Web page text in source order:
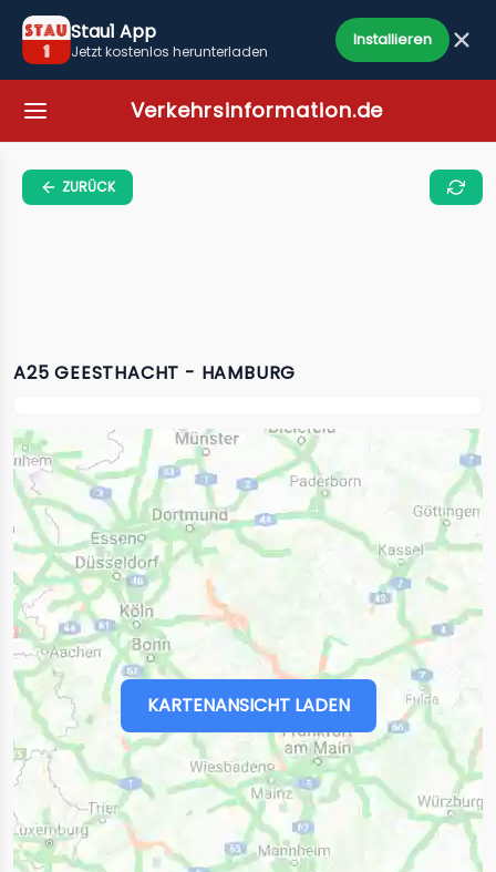
Stau1 App
Jetzt kostenlos herunterladen
Installieren
Verkehrsinformation.de
ZURÜCK
A25 GEESTHACHT - HAMBURG
KARTENANSICHT LADEN